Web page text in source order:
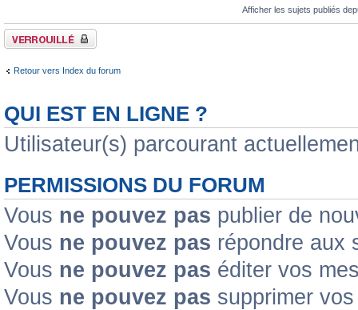
Afficher les sujets publiés
Forum verrouillé
Retour vers Index du forum
QUI EST EN LIGNE ?
Utilisateur(s) parcourant
PERMISSIONS DU FORUM
Vous ne pouvez pas publier de
Vous ne pouvez pas répondre aux
Vous ne pouvez pas éditer vos
Vous ne pouvez pas supprimer